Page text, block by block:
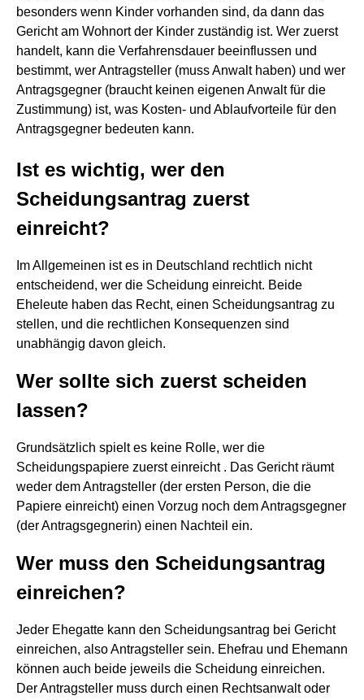
besonders wenn Kinder vorhanden sind, da dann das
Gericht am Wohnort der Kinder zuständig ist. Wer zuerst
handelt, kann die Verfahrensdauer beeinflussen und
bestimmt, wer Antragsteller (muss Anwalt haben) und wer
Antragsgegner (braucht keinen eigenen Anwalt für die
Zustimmung) ist, was Kosten- und Ablaufvorteile für den
Antragsgegner bedeuten kann.
Ist es wichtig, wer den
Scheidungsantrag zuerst
einreicht?
Im Allgemeinen ist es in Deutschland rechtlich nicht
entscheidend, wer die Scheidung einreicht. Beide
Eheleute haben das Recht, einen Scheidungsantrag zu
stellen, und die rechtlichen Konsequenzen sind
unabhängig davon gleich.
Wer sollte sich zuerst scheiden
lassen?
Grundsätzlich spielt es keine Rolle, wer die
Scheidungspapiere zuerst einreicht . Das Gericht räumt
weder dem Antragsteller (der ersten Person, die die
Papiere einreicht) einen Vorzug noch dem Antragsgegner
(der Antragsgegnerin) einen Nachteil ein.
Wer muss den Scheidungsantrag
einreichen?
Jeder Ehegatte kann den Scheidungsantrag bei Gericht
einreichen, also Antragsteller sein. Ehefrau und Ehemann
können auch beide jeweils die Scheidung einreichen.
Der Antragsteller muss durch einen Rechtsanwalt oder